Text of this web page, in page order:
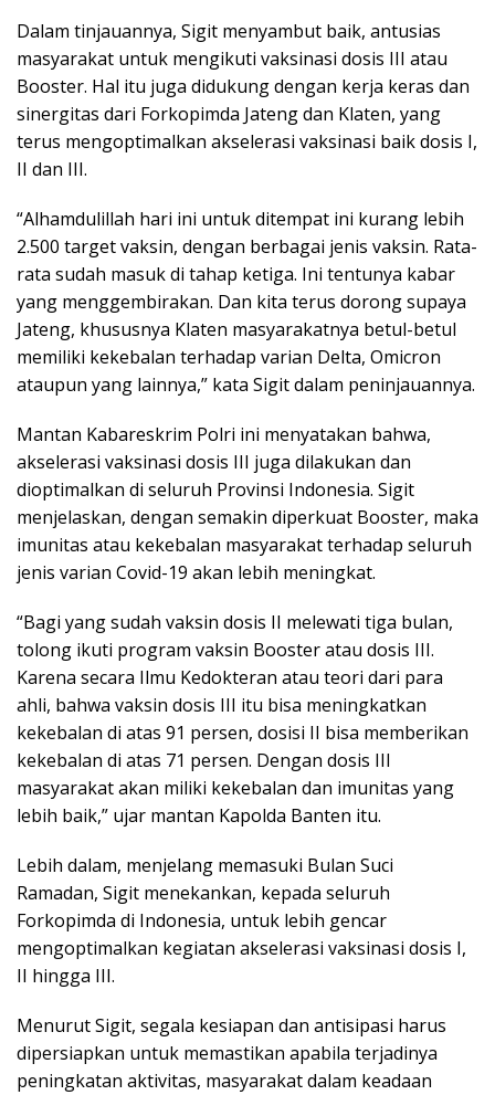
Dalam tinjauannya, Sigit menyambut baik, antusias
masyarakat untuk mengikuti vaksinasi dosis III atau
Booster. Hal itu juga didukung dengan kerja keras dan
sinergitas dari Forkopimda Jateng dan Klaten, yang
terus mengoptimalkan akselerasi vaksinasi baik dosis I,
II dan III.
“Alhamdulillah hari ini untuk ditempat ini kurang lebih
2.500 target vaksin, dengan berbagai jenis vaksin. Rata-
rata sudah masuk di tahap ketiga. Ini tentunya kabar
yang menggembirakan. Dan kita terus dorong supaya
Jateng, khususnya Klaten masyarakatnya betul-betul
memiliki kekebalan terhadap varian Delta, Omicron
ataupun yang lainnya,” kata Sigit dalam peninjauannya.
Mantan Kabareskrim Polri ini menyatakan bahwa,
akselerasi vaksinasi dosis III juga dilakukan dan
dioptimalkan di seluruh Provinsi Indonesia. Sigit
menjelaskan, dengan semakin diperkuat Booster, maka
imunitas atau kekebalan masyarakat terhadap seluruh
jenis varian Covid-19 akan lebih meningkat.
“Bagi yang sudah vaksin dosis II melewati tiga bulan,
tolong ikuti program vaksin Booster atau dosis III.
Karena secara Ilmu Kedokteran atau teori dari para
ahli, bahwa vaksin dosis III itu bisa meningkatkan
kekebalan di atas 91 persen, dosisi II bisa memberikan
kekebalan di atas 71 persen. Dengan dosis III
masyarakat akan miliki kekebalan dan imunitas yang
lebih baik,” ujar mantan Kapolda Banten itu.
Lebih dalam, menjelang memasuki Bulan Suci
Ramadan, Sigit menekankan, kepada seluruh
Forkopimda di Indonesia, untuk lebih gencar
mengoptimalkan kegiatan akselerasi vaksinasi dosis I,
II hingga III.
Menurut Sigit, segala kesiapan dan antisipasi harus
dipersiapkan untuk memastikan apabila terjadinya
peningkatan aktivitas, masyarakat dalam keadaan